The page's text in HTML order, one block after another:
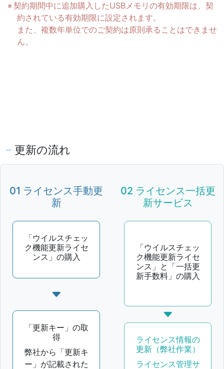
契約期間中に追加購入したUSBメモリの有効期限は、契
約されている有効期限に設定されます。
また、複数年単位でのご契約は原則承ることはできませ
ん。
更新の流れ
01 ライセンス手動更
新
02 ライセンス一括更
新サービス
「ウイルスチェッ
ク機能更新ライセ
ンス」の購入
「更新キー」の取
得
弊社から「更新キ
ー」が記載された
「ウイルスチェッ
ク機能更新ライセ
ンス」と「一括更
新手数料」の購入
ライセンス情報の
更新（弊社作業）
ライセンス管理サ